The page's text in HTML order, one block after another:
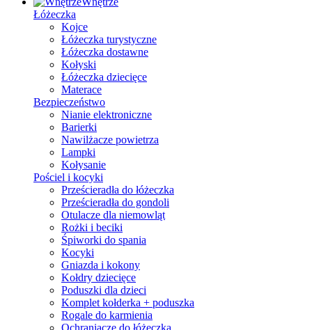
Łóżeczka
Kojce
Łóżeczka turystyczne
Łóżeczka dostawne
Kołyski
Łóżeczka dziecięce
Materace
Bezpieczeństwo
Nianie elektroniczne
Barierki
Nawilżacze powietrza
Lampki
Kołysanie
Pościel i kocyki
Prześcieradła do łóżeczka
Prześcieradła do gondoli
Otulacze dla niemowląt
Rożki i beciki
Śpiworki do spania
Kocyki
Gniazda i kokony
Kołdry dziecięce
Poduszki dla dzieci
Komplet kołderka + poduszka
Rogale do karmienia
Ochraniacze do łóżeczka